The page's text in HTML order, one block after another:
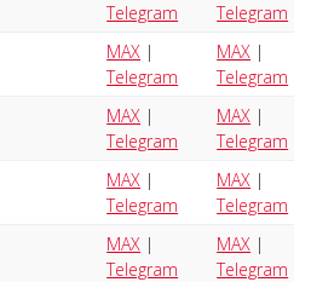
Telegram
Telegram
MAX |
Telegram
MAX |
Telegram
MAX |
Telegram
MAX |
Telegram
MAX |
Telegram
MAX |
Telegram
MAX |
Telegram
MAX |
Telegram